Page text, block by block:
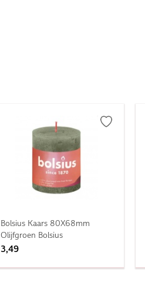
Bolsius Kaars 80X68mm
Olijfgroen Bolsius
3,49